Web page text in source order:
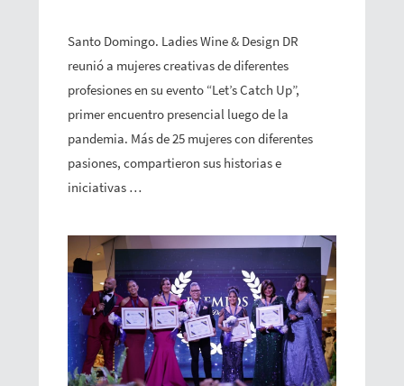
Santo Domingo. Ladies Wine & Design DR
reunió a mujeres creativas de diferentes
profesiones en su evento “Let’s Catch Up”,
primer encuentro presencial luego de la
pandemia. Más de 25 mujeres con diferentes
pasiones, compartieron sus historias e
iniciativas …